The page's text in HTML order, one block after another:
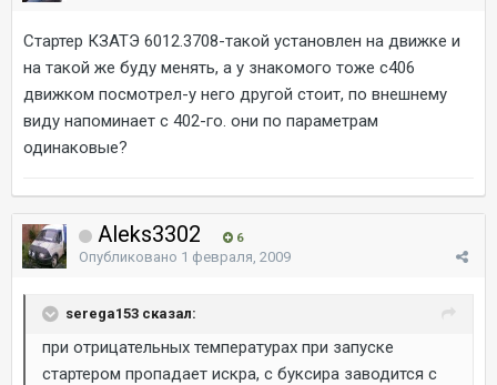
Стартер КЗАТЭ 6012.3708-такой установлен на движке и
на такой же буду менять, а у знакомого тоже с406
движком посмотрел-у него другой стоит, по внешнему
виду напоминает с 402-го. они по параметрам
одинаковые?
Aleks3302 6
Опубликовано 1 февраля, 2009
serega153 сказал:
при отрицательных температурах при запуске
стартером пропадает искра, с буксира заводится с